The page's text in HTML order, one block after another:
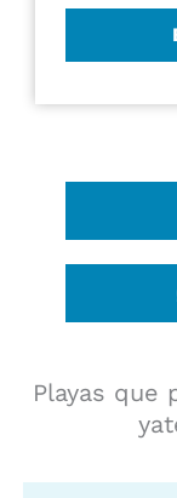
Playas que